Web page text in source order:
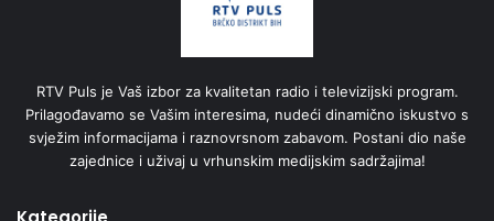
RTV Puls je Vaš izbor za kvalitetan radio i televizijski program.
Prilagođavamo se Vašim interesima, nudeći dinamično iskustvo s
svježim informacijama i raznovrsnom zabavom. Postani dio naše
zajednice i uživaj u vrhunskim medijskim sadržajima!